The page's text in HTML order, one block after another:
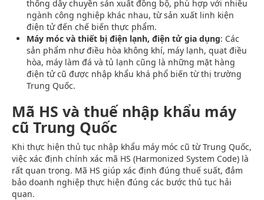
thống dây chuyền sản xuất đồng bộ, phù hợp với nhiều
ngành công nghiệp khác nhau, từ sản xuất linh kiện
điện tử đến chế biến thực phẩm.
Máy móc và thiết bị điện lạnh, điện tử gia dụng: Các
sản phẩm như điều hòa không khí, máy lạnh, quạt điều
hòa, máy làm đá và tủ lạnh cũng là những mặt hàng
điện tử cũ được nhập khẩu khá phổ biến từ thị trường
Trung Quốc.
Mã HS và thuế nhập khẩu máy
cũ Trung Quốc
Khi thực hiện thủ tục nhập khẩu máy móc cũ từ Trung Quốc,
việc xác định chính xác mã HS (Harmonized System Code) là
rất quan trọng. Mã HS giúp xác định đúng thuế suất, đảm
bảo doanh nghiệp thực hiện đúng các bước thủ tục hải
quan.